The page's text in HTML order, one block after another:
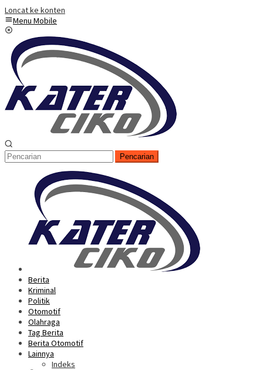
Loncat ke konten
Menu Mobile
Pencarian
Berita
Kriminal
Politik
Otomotif
Olahraga
Tag Berita
Berita Otomotif
Lainnya
Indeks